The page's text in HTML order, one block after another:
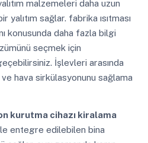
malzemeleri daha uzun
sağlar. fabrika ısıtması
konusunda daha fazla bilgi
seçmek için
İşlevleri arasında
hava sirkülasyonunu sağlama
kurutma cihazı kiralama
entegre edilebilen bina